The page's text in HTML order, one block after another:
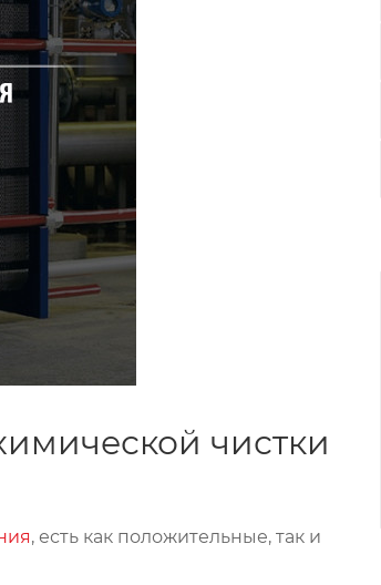
чистки
, есть как положительные, так и